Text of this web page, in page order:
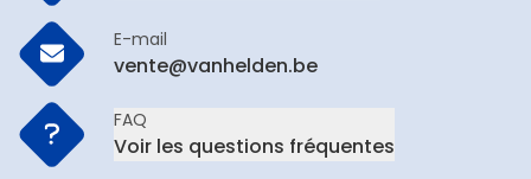
E-mail
vente@vanhelden.be
FAQ
Voir les questions fréquentes